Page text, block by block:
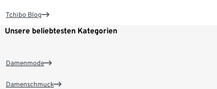
Tchibo Blog
Unsere beliebtesten Kategorien
Damenmode
Damenschmuck